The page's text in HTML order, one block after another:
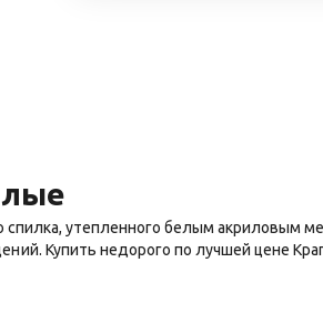
утепленного белым акриловым
Купить недорого по лучшей цене